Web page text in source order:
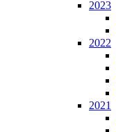
2023
2022
2021